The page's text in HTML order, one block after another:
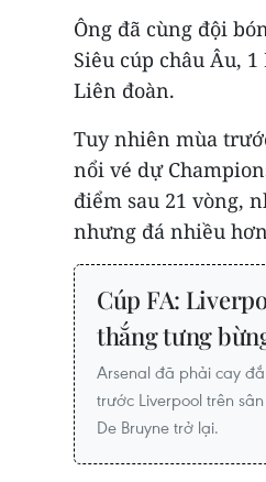
Ông đã cùng đội
Siêu cúp châu Âu,
Liên đoàn.
Tuy nhiên mùa
nổi vé dự
điểm sau 21 vòng,
nhưng đá nhiều
Cúp FA:
thắng tưng
Arsenal đã phải cay
trước Liverpool trên
De Bruyne trở lại.